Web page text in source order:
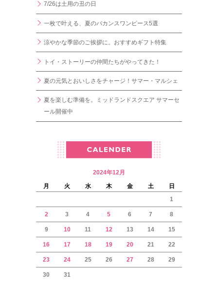
7/26は土用の丑の日
一枚で叶える、夏のバカンスワンピース5選
涼やかな季節のご挨拶に。おすすめギフト特集
トイ・ストーリーの仲間たちがやってきた！
夏の元気とおいしさをチャージ！サマー・マルシェ
夏を楽しむ準備を。ミッドランドスクエア サマーセ
ール開催中
2024年12月
月
火 水 木 金 土
日
1
2 3 4 5 6 7 8
9 10 11 12 13 14 15
16 17 18 19 20 21 22
23 24 25 26 27 28 29
30 31